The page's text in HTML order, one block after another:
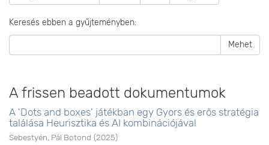
Keresés ebben a gyűjteményben:
Mehet
A frissen beadott dokumentumok
A 'Dots and boxes' játékban egy Gyors és erős stratégia
találása Heurisztika és AI kombinációjával
Sebestyén, Pál Botond (2025)